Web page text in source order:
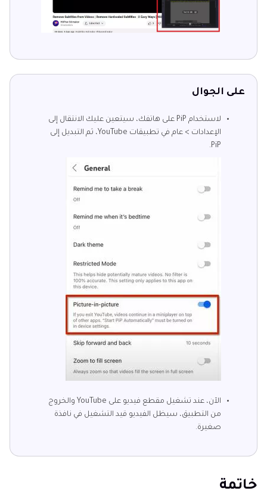
على الجوال
لاستخدام PiP على هاتفك، سيتعين عليك الانتقال إلى
الإعدادات > عام في تطبيقات YouTube، ثم التبديل إلى
PiP.
الآن، عند تشغيل مقطع فيديو على YouTube والخروج
من التطبيق، سيظل الفيديو قيد التشغيل في نافذة
صغيرة.
خاتمة